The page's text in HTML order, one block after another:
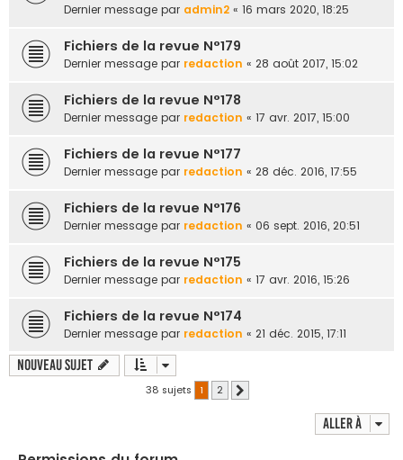
Dernier message par admin2 « 16 mars 2020, 18:25
Fichiers de la revue N°179
Dernier message par redaction « 28 août 2017, 15:02
Fichiers de la revue N°178
Dernier message par redaction « 17 avr. 2017, 15:00
Fichiers de la revue N°177
Dernier message par redaction « 28 déc. 2016, 17:55
Fichiers de la revue N°176
Dernier message par redaction « 06 sept. 2016, 20:51
Fichiers de la revue N°175
Dernier message par redaction « 17 avr. 2016, 15:26
Fichiers de la revue N°174
Dernier message par redaction « 21 déc. 2015, 17:11
Nouveau sujet
38 sujets 1 2
Aller à